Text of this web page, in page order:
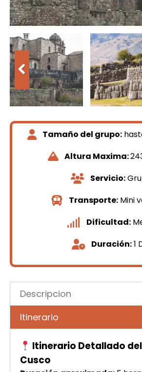
Tamaño del grupo:
Altura Maxima:
Servicio:
Transporte:Mini
Dificultad:
Duración:1
Descripcion
Itinerario
Itinerario Detallado
Cusco